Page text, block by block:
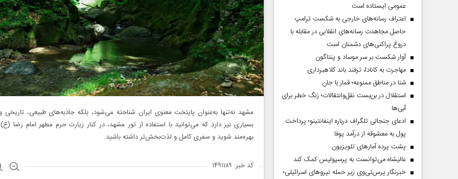
مشهد نه‌تنها به‌عنوان پایتخت معنوی ایران شناخته می‌شود، بلکه جاذبه‌های طبیعی، تاریخی
بسیاری نیز دارد که می‌توانید با استفاده از تور مشهد، در کنار زیارت حرم مطهر امام رضا
بهره‌مند شوید و سفری کامل و لذت‌بخش‌تر داشته باشید.
کد خبر: ۱۴۹۱۱۸۹
عمومی ایستاده است
اعتراف رسانه‌های خارجی به شکست ترامپ
حاصل مجاهدت رسانه‌های انقلابی در مقابله با
دروغ پراکنی‌های دشمنان است
آوار شکست بر سر موساد و پنتاگون
مهاجرت به کانادا، ترفند باند کلاهبرداری
شنا در مناطق ممنوعه؛ قمار با جان
استقلال در بن‌بست نقل‌وانتقالات؛ زنگ خطر برای
آبی‌ها
ادعای جنجالی تلگراف درباره اینفانتینو؛ پرداخت
پول به معشوقه از درآمد یوفا
پشت پرده آمارهای تلویزیون
عالیشاه می‌توانست به پرسپولیس کمک کند
خبرنگار پرس‌تی‌وی زیر حمله نیروهای اسرائیلی؛